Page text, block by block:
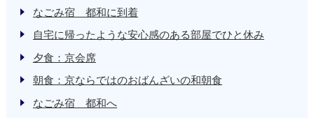
なごみ宿 都和に到着
自宅に帰ったような安心感のある部屋でひと休み
夕食：京会席
朝食：京ならではのおばんざいの和朝食
なごみ宿 都和へ